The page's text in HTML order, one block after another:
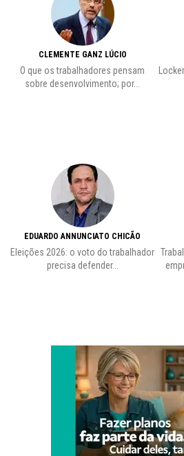
CLEMENTE GANZ LÚCIO
O que os trabalhadores pensam
sobre desenvolvimento; por...
EDUARDO ANNUNCIATO CHICÃO
Eleições 2026: o voto do trabalhador
precisa defender...